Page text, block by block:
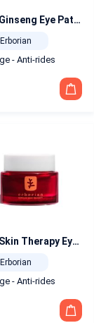
ERBORIAN Ginseng Eye Patch 5 g
Erborian
- Anti-rides
ERBORIAN Skin Therapy Eye – Crème Yeux Multi-Perfectrice 15 ml
Erborian
- Anti-rides